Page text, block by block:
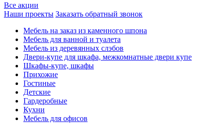
Все акции
Наши проекты Заказать обратный звонок
Мебель на заказ из каменного шпона
Мебель для ванной и туалета
Мебель из деревянных слэбов
Двери-купе для шкафа, межкомнатные двери купе
Шкафы-купе, шкафы
Прихожие
Гостиные
Детские
Гардеробные
Кухни
Мебель для офисов